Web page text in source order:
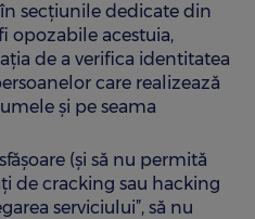
secțiunile dedicate din
opozabile acestuia,
de a verifica identitatea
care realizează
şi pe seama
(și să nu permită
de cracking sau hacking
serviciului”, să nu